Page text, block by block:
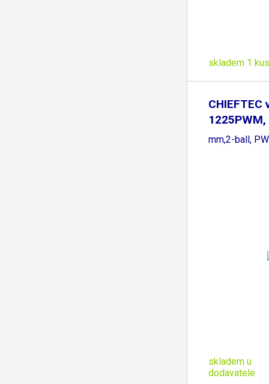
skladem 1 kus
CHIEFTEC
mm,2-ball,
skladem u
dodavatele